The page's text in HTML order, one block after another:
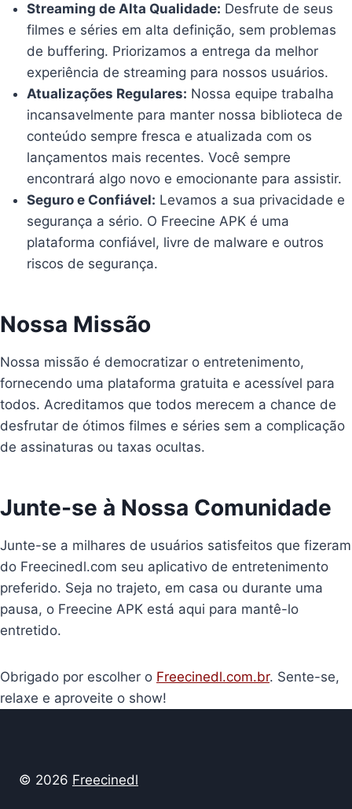
Streaming de Alta Qualidade: Desfrute de seus
filmes e séries em alta definição, sem problemas
de buffering. Priorizamos a entrega da melhor
experiência de streaming para nossos usuários.
Atualizações Regulares: Nossa equipe trabalha
incansavelmente para manter nossa biblioteca de
conteúdo sempre fresca e atualizada com os
lançamentos mais recentes. Você sempre
encontrará algo novo e emocionante para assistir.
Seguro e Confiável: Levamos a sua privacidade e
segurança a sério. O Freecine APK é uma
plataforma confiável, livre de malware e outros
riscos de segurança.
Nossa Missão
Nossa missão é democratizar o entretenimento,
fornecendo uma plataforma gratuita e acessível para
todos. Acreditamos que todos merecem a chance de
desfrutar de ótimos filmes e séries sem a complicação
de assinaturas ou taxas ocultas.
Junte-se à Nossa Comunidade
Junte-se a milhares de usuários satisfeitos que fizeram
do Freecinedl.com seu aplicativo de entretenimento
preferido. Seja no trajeto, em casa ou durante uma
pausa, o Freecine APK está aqui para mantê-lo
entretido.
Obrigado por escolher o Freecinedl.com.br. Sente-se,
relaxe e aproveite o show!
© 2026 Freecinedl